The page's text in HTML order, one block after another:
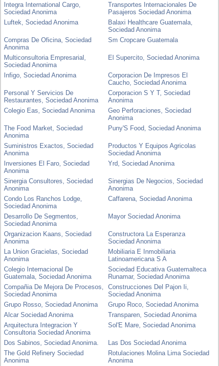
Integra International Cargo,
Sociedad Anonima
Transportes Internacionales De
Pasajeros Sociedad Anonima
Luftek, Sociedad Anonima
Balaxi Healthcare Guatemala,
Sociedad Anonima
Compras De Oficina, Sociedad
Anonima
Sm Cropcare Guatemala
Multiconsultoria Empresarial,
Sociedad Anonima
El Supercito, Sociedad Anonima
Infigo, Sociedad Anonima
Corporacion De Impresos El
Caucho, Sociedad Anonima
Personal Y Servicios De
Restaurantes, Sociedad Anonima
Corporacion S Y T, Sociedad
Anonima
Colegio Eas, Sociedad Anonima
Geo Perforaciones, Sociedad
Anonima
The Food Market, Sociedad
Anonima
Puny'S Food, Sociedad Anonima
Suministros Exactos, Sociedad
Anonima
Productos Y Equipos Agricolas
Sociedad Anonima
Inversiones El Faro, Sociedad
Anonima
Yrd, Sociedad Anonima
Sinergia Consultores, Sociedad
Anonima
Sinergias De Negocios, Sociedad
Anonima
Condo Los Ranchos Lodge,
Sociedad Anonima
Caffarena, Sociedad Anonima
Desarrollo De Segmentos,
Sociedad Anonima
Mayor Sociedad Anonima
Organizacion Kaans, Sociedad
Anonima
Constructora La Esperanza
Sociedad Anonima
La Union Gracielas, Sociedad
Anonima
Mobiliaria E Inmobiliaria
Latinoamericana S A
Colegio Internacional De
Guatemala, Sociedad Anonima
Sociedad Educativa Guatemalteca
Runamar, Sociedad Anonima
Compañia De Mejora De Procesos,
Sociedad Anonima
Construcciones Del Pajon Ii,
Sociedad Anonima
Grupo Rosso, Sociedad Anonima
Grupo Roco, Sociedad Anonima
Alcar Sociedad Anonima
Transparen, Sociedad Anonima
Arquitectura Integracion Y
Consultoria Sociedad Anonima
Sol'E Mare, Sociedad Anonima
Dos Sabinos, Sociedad Anonima.
Las Dos Sociedad Anonima
The Gold Refinery Sociedad
Anonima
Rotulaciones Molina Lima Sociedad
Anonima